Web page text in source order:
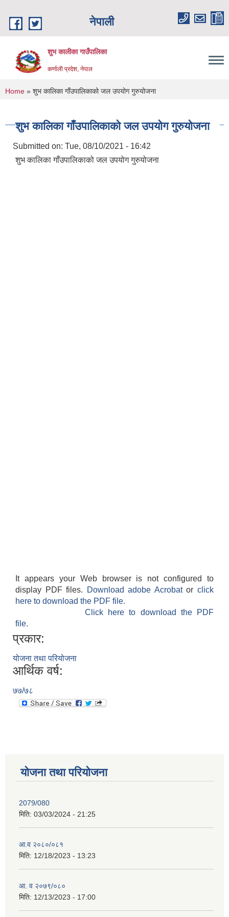
नेपाली
शुभ कालीका गाउँपालिका
कर्णाली प्रदेश, नेपाल
You are here
Home » शुभ कालिका गाँउपालिकाको जल उपयोग गुरुयोजना
शुभ कालिका गाँउपालिकाको जल उपयोग गुरुयोजना
Submitted on: Tue, 08/10/2021 - 16:42
शुभ कालिका गाँउपालिकाको जल उपयोग गुरुयोजना
It appears your Web browser is not configured to
display PDF files.
Download adobe Acrobatorclick
here to download the PDF file.
Click here to download the PDF
file.
प्रकार:
योजना तथा परियोजना
आर्थिक वर्ष:
७७/७८
योजना तथा परियोजना
2079/080
मिति: 03/03/2024 - 21:25
आ.व २०८०/०८१
मिति: 12/18/2023 - 13:23
आ. व २०७९/०८०
मिति: 12/13/2023 - 17:00